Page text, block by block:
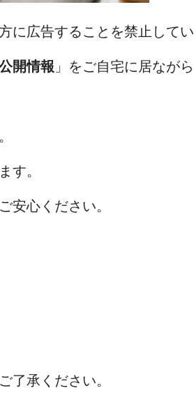
に広告することを禁止してい
開情報 」をご自宅に居ながら
す。
安心ください。
了承ください。